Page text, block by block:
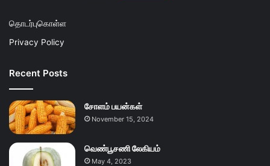
தொடர்புகொள்ள
Privacy Policy
Recent Posts
சோளம் பயன்கள்
November 15, 2024
வெண்பூசணி லேகியம்
May 4, 2023